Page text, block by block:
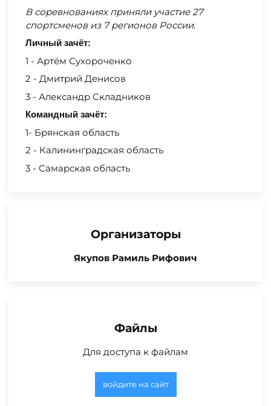
В соревнованиях приняли участие 27
спортсменов из 7 регионов России.
Личный зачёт:
1 - Артём Сухороченко
2 - Дмитрий Денисов
3 - Александр Складников
Командный зачёт:
1- Брянская область
2 - Калининградская область
3 - Самарская область
Организаторы
Якупов Рамиль Рифович
Файлы
Для доступа к файлам
войдите на сайт